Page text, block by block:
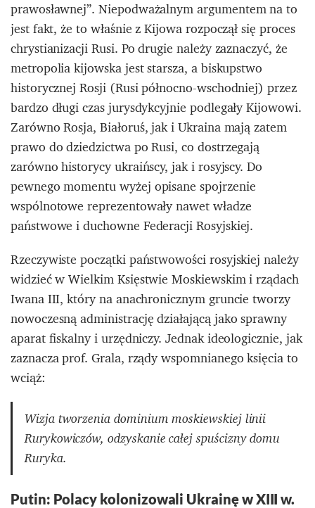
prawosławnej”. Niepodważalnym argumentem na to
jest fakt, że to właśnie z Kijowa rozpoczął się proces
chrystianizacji Rusi. Po drugie należy zaznaczyć, że
metropolia kijowska jest starsza, a biskupstwo
historycznej Rosji (Rusi północno-wschodniej) przez
bardzo długi czas jurysdykcyjnie podlegały Kijowowi.
Zarówno Rosja, Białoruś, jak i Ukraina mają zatem
prawo do dziedzictwa po Rusi, co dostrzegają
zarówno historycy ukraińscy, jak i rosyjscy. Do
pewnego momentu wyżej opisane spojrzenie
wspólnotowe reprezentowały nawet władze
państwowe i duchowne Federacji Rosyjskiej.
Rzeczywiste początki państwowości rosyjskiej należy
widzieć w Wielkim Księstwie Moskiewskim i rządach
Iwana III, który na anachronicznym gruncie tworzy
nowoczesną administrację działającą jako sprawny
aparat fiskalny i urzędniczy. Jednak ideologicznie, jak
zaznacza prof. Grala, rządy wspomnianego księcia to
wciąż:
Wizja tworzenia dominium moskiewskiej linii
Rurykowiczów, odzyskanie całej spuścizny domu
Ruryka.
Putin: Polacy kolonizowali Ukrainę w XIII w.